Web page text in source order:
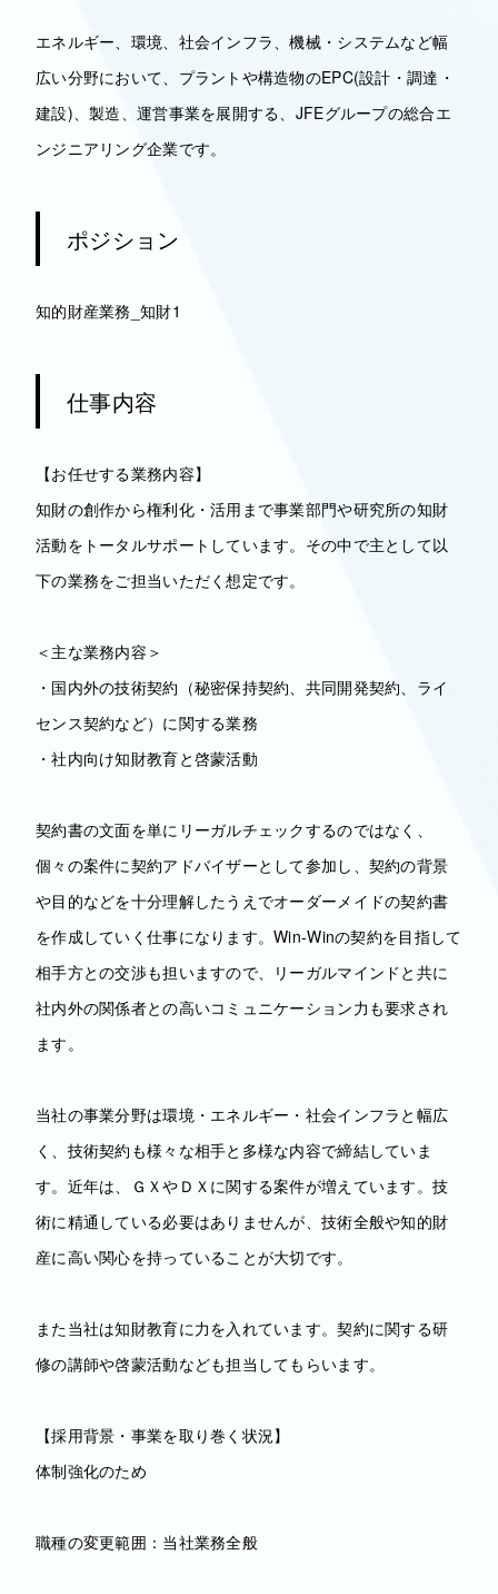
エネルギー、環境、社会インフラ、機械・システムなど幅
広い分野において、プラントや構造物のEPC(設計・調達・
建設)、製造、運営事業を展開する、JFEグループの総合エ
ンジニアリング企業です。
ポジション
知的財産業務_知財1
仕事内容
【お任せする業務内容】
知財の創作から権利化・活用まで事業部門や研究所の知財
活動をトータルサポートしています。その中で主として以
下の業務をご担当いただく想定です。
＜主な業務内容＞
・国内外の技術契約（秘密保持契約、共同開発契約、ライ
センス契約など）に関する業務
・社内向け知財教育と啓蒙活動
契約書の文面を単にリーガルチェックするのではなく、
個々の案件に契約アドバイザーとして参加し、契約の背景
や目的などを十分理解したうえでオーダーメイドの契約書
を作成していく仕事になります。Win-Winの契約を目指して
相手方との交渉も担いますので、リーガルマインドと共に
社内外の関係者との高いコミュニケーション力も要求され
ます。
当社の事業分野は環境・エネルギー・社会インフラと幅広
く、技術契約も様々な相手と多様な内容で締結していま
す。近年は、ＧＸやＤＸに関する案件が増えています。技
術に精通している必要はありませんが、技術全般や知的財
産に高い関心を持っていることが大切です。
また当社は知財教育に力を入れています。契約に関する研
修の講師や啓蒙活動なども担当してもらいます。
【採用背景・事業を取り巻く状況】
体制強化のため
職種の変更範囲：当社業務全般